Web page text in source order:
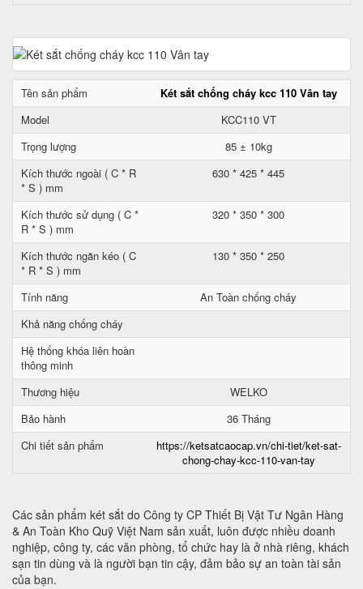
Tên sản phẩm
Két sắt chống cháy kcc 110 Vân tay
Model
KCC110 VT
Trọng lượng
85 ± 10kg
Kích thước ngoài ( C * R
* S ) mm
630 * 425 * 445
Kích thước sử dụng ( C *
R * S ) mm
320 * 350 * 300
Kích thước ngăn kéo ( C
* R * S ) mm
130 * 350 * 250
Tính năng
An Toàn chống cháy
Khả năng chống cháy
Hệ thống khóa liên hoàn
thông minh
Thương hiệu
WELKO
Bảo hành
36 Tháng
Chi tiết sản phẩm
https://ketsatcaocap.vn/chi-tiet/ket-sat-
chong-chay-kcc-110-van-tay
Các sản phẩm két sắt do Công ty CP Thiết Bị Vật Tư Ngân Hàng
& An Toàn Kho Quỹ Việt Nam sản xuất, luôn được nhiều doanh
nghiệp, công ty, các văn phòng, tổ chức hay là ở nhà riêng, khách
sạn tin dùng và là người bạn tin cậy, đảm bảo sự an toàn tài sản
của bạn.